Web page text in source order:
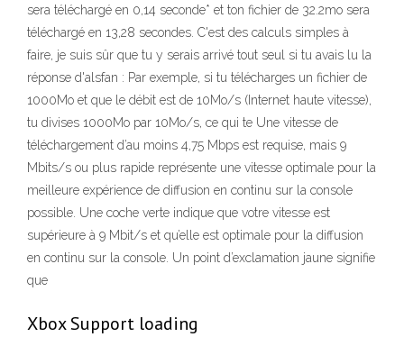
sera téléchargé en 0,14 seconde* et ton fichier de 32.2mo sera
téléchargé en 13,28 secondes. C'est des calculs simples à
faire, je suis sûr que tu y serais arrivé tout seul si tu avais lu la
réponse d'alsfan : Par exemple, si tu télécharges un fichier de
1000Mo et que le débit est de 10Mo/s (Internet haute vitesse),
tu divises 1000Mo par 10Mo/s, ce qui te Une vitesse de
téléchargement d’au moins 4,75 Mbps est requise, mais 9
Mbits/s ou plus rapide représente une vitesse optimale pour la
meilleure expérience de diffusion en continu sur la console
possible. Une coche verte indique que votre vitesse est
supérieure à 9 Mbit/s et qu’elle est optimale pour la diffusion
en continu sur la console. Un point d’exclamation jaune signifie
que
Xbox Support loading